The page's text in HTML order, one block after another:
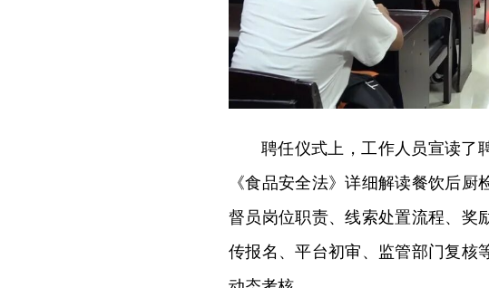
聘任仪式上，工作人员宣读了
《食品安全法》详细解读餐饮后
督员岗位职责、线索处置流程、奖
传报名、平台初审、监管部门复核